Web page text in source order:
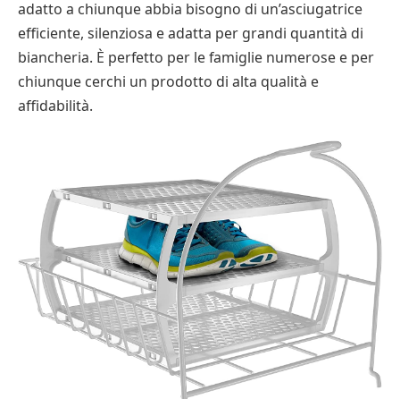
adatto a chiunque abbia bisogno di un’asciugatrice
efficiente, silenziosa e adatta per grandi quantità di
biancheria. È perfetto per le famiglie numerose e per
chiunque cerchi un prodotto di alta qualità e
affidabilità.